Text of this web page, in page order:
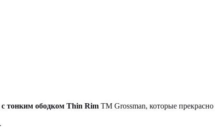
тонким ободком Thin Rim TM Grossman, которые